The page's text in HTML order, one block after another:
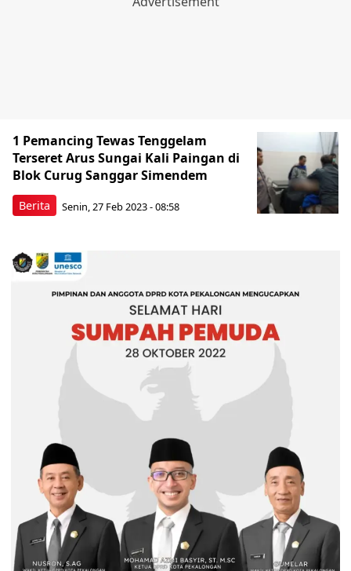
Berita
1 Pemancing Tewas Tenggelam
Terseret Arus Sungai Kali Paingan di
Blok Curug Sanggar Simendem
Senin, 27 Feb 2023 - 08:58